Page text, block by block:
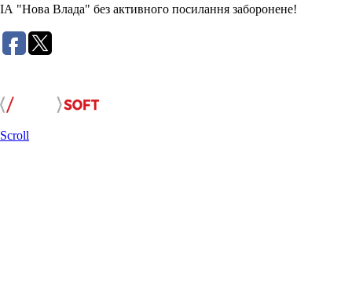
ІА "Нова Влада" без активного посилання заборонене!
Scroll